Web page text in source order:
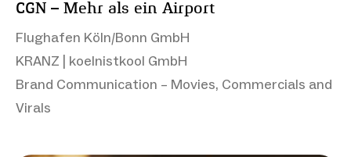
CGN – Mehr als ein Airport
Flughafen Köln/Bonn GmbH
KRANZ | koelnistkool GmbH
Brand Communication – Movies, Commercials and
Virals